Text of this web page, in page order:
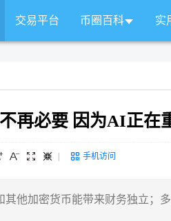
交易平台 币圈百科 实
再必要 因为AI正在
手机访问
他加密货币能带来财务独立；